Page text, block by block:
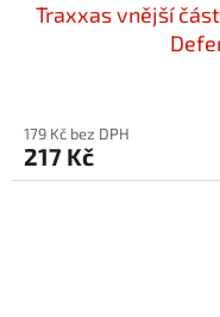
Traxxas vnější
produktu
je
179 Kč bez DPH
217 Kč